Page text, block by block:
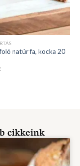
natúr fa, kocka 20
cikkeink